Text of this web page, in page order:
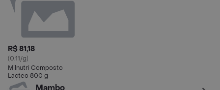
R$ 81,18
(0.11/g)
Milnutri Composto
Lacteo 800 g
Mambo